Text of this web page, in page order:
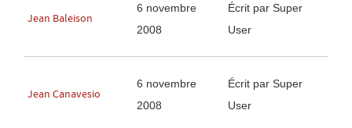
Jean Baleison
6 novembre
2008
Écrit par Super
User
Jean Canavesio
6 novembre
2008
Écrit par Super
User